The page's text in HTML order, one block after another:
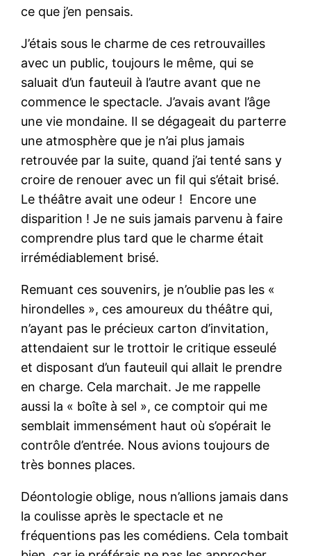
ce que j’en pensais.
J’étais sous le charme de ces retrouvailles
avec un public, toujours le même, qui se
saluait d’un fauteuil à l’autre avant que ne
commence le spectacle. J’avais avant l’âge
une vie mondaine. Il se dégageait du parterre
une atmosphère que je n’ai plus jamais
retrouvée par la suite, quand j’ai tenté sans y
croire de renouer avec un fil qui s’était brisé.
Le théâtre avait une odeur ! Encore une
disparition ! Je ne suis jamais parvenu à faire
comprendre plus tard que le charme était
irrémédiablement brisé.
Remuant ces souvenirs, je n’oublie pas les «
hirondelles », ces amoureux du théâtre qui,
n’ayant pas le précieux carton d’invitation,
attendaient sur le trottoir le critique esseulé
et disposant d’un fauteuil qui allait le prendre
en charge. Cela marchait. Je me rappelle
aussi la « boîte à sel », ce comptoir qui me
semblait immensément haut où s’opérait le
contrôle d’entrée. Nous avions toujours de
très bonnes places.
Déontologie oblige, nous n’allions jamais dans
la coulisse après le spectacle et ne
fréquentions pas les comédiens. Cela tombait